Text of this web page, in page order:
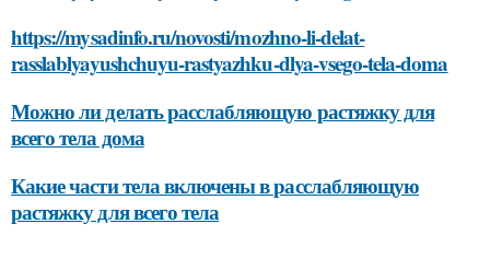
https://mysadinfo.ru/novosti/mozhno-li-delat-
rasslablyayushchuyu-rastyazhku-dlya-vsego-tela-doma
Можно ли делать расслабляющую растяжку для
всего тела дома
Какие части тела включены в расслабляющую
растяжку для всего тела